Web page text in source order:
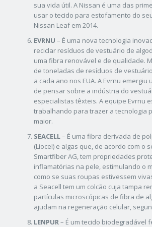
sua vida útil. A Nissan é uma das
usar o tecido para estofamento do
Nissan Leaf em 2014.
EVRNU – É uma nova tecnologia
reciclar resíduos de vestuário de
uma fibra renovável e de qualidade.
de toneladas de resíduos de
a cada ano nos EUA. A Evrnu emergiu
de pensar sobre a indústria do
especialistas têxteis. A equipe Evrnu
trabalhando para trazer a tecnologia
maior.
SEACELL– É uma fibra derivada de
(Liocel) e algas que, de acordo com o
Smartfiber AG, tem propriedades
inflamatórias na pele, estimulando o
como se suas roupas estivessem
a Seacell tem um colcão cuja tampa
partículas microscópicas de fibra de
ajudam na regeneração celular,
LENPUR– É um tecido biodegradável